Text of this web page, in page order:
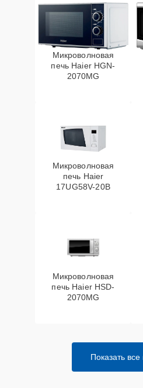
Микроволновая
печь Haier HGN-
2070MG
Микроволновая
печь Haier
17UG58V-20B
Микроволновая
печь Haier HSD-
2070MG
Показать